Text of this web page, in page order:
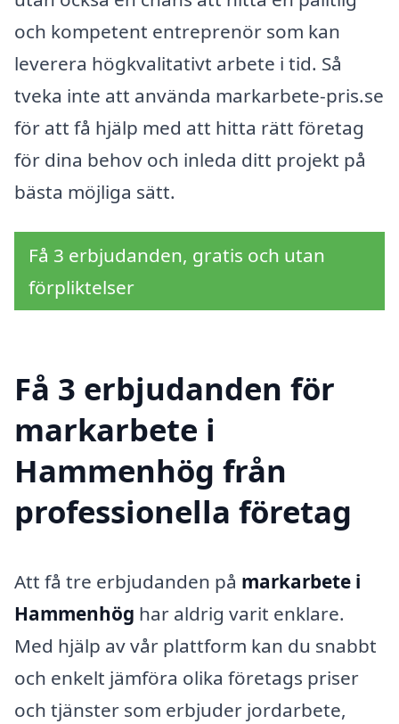
och kompetent entreprenör som kan
leverera högkvalitativt arbete i tid. Så
tveka inte att använda markarbete-pris.se
för att få hjälp med att hitta rätt företag
för dina behov och inleda ditt projekt på
bästa möjliga sätt.
Få 3 erbjudanden, gratis och utan
förpliktelser
Få 3 erbjudanden för
markarbete i
Hammenhög från
professionella företag
Att få tre erbjudanden på markarbete i
Hammenhög har aldrig varit enklare.
Med hjälp av vår plattform kan du snabbt
och enkelt jämföra olika företags priser
och tjänster som erbjuder jordarbete,